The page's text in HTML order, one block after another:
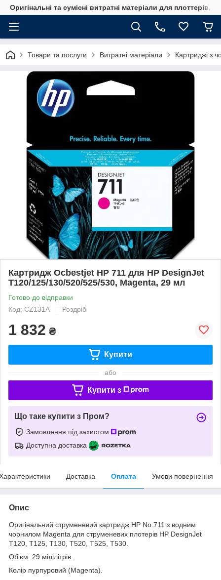
Оригінальні та сумісні витратні матеріали для плоттерів,
Товари та послуги Витратні матеріали Картриджі з
Картридж Ocbestjet HP 711 для HP DesignJet
T120/125/130/520/525/530, Magenta, 29 мл
Готово до відправки
Код: CZ131A
Роздріб
1 832 ₴
Купити
або
Купити з
Що таке купити з Пром?
Замовлення під захистом
Доступна доставка
Доставка Оплата Умови повернення
Опис
Оригінальний струменевий картридж HP No.711 з водним
чорнилом Magenta для струменевих плотерів HP DesignJet
T120, T125, T130, T520, T525, T530.
Об'єм: 29 мілілітрів
Колір пурпуровий (Magenta).